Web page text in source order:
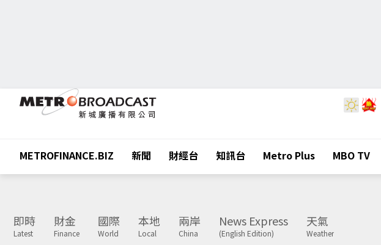
METROFINANCE.BIZ 新聞 財經台 知訊台 Metro Plus MBO TV
即時
Latest
財金
Finance
國際
World
本地
Local
兩岸
China
News Express
(English Edition)
天氣
Weather